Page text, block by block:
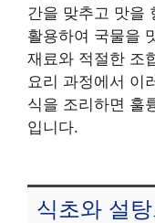
간을 맞추고 맛을
활용하여 국물을
재료와 적절한 조
요리 과정에서 이
식을 조리하면 훌
입니다.
식초와 설